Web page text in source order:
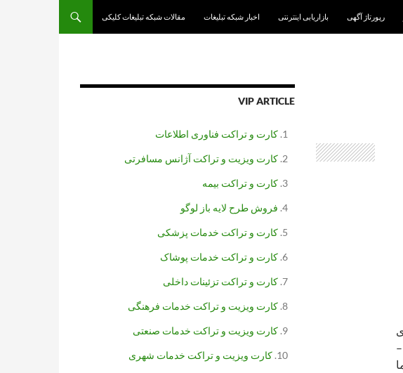
رپورتاژ آگهی بازاریابی اینترنتی اخبار شبکه تبلیغات مقالات شبکه تبلیغات کلیکی
ONLINE ADVERTISING به میزانی دچار تحول شود که در سال 2017 –
VIP ARTICLE
کارت و تراکت فناوری اطلاعات
کارت ویزیت و تراکت آژانس مسافرتی
کارت و تراکت بیمه
فروش طرح لایه باز لوگو
کارت و تراکت خدمات پزشکی
کارت و تراکت خدمات پوشاک
کارت و تراکت تزئینات داخلی
کارت ویزیت و تراکت خدمات فرهنگی
کارت ویزیت و تراکت خدمات صنعتی
کارت ویزیت و تراکت خدمات شهری